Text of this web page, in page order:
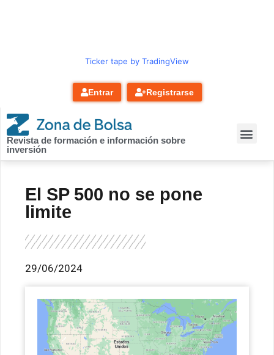
Ticker tape by TradingView
Entrar Registrarse
Revista de formación e información sobre
inversión
El SP 500 no se pone
limite
29/06/2024